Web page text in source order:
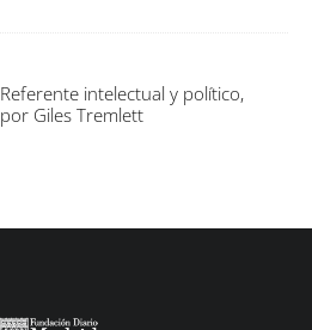
Referente intelectual y político,
por Giles Tremlett